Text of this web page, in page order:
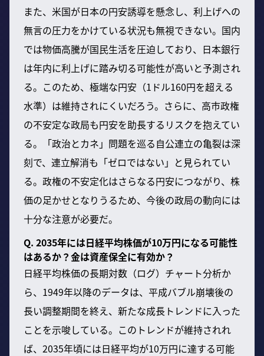
また、米国が日本の円安誘導を懸念し、利上げへの
無言の圧力をかけている状況も無視できない。国内
では物価高騰が国民生活を圧迫しており、日本銀行
は年内に利上げに踏み切る可能性が高いと予測され
る。このため、極端な円安（1ドル160円を超える
水準）は維持されにくいだろう。さらに、高市政権
の不安定な政局も円安を助長するリスクを抱えてい
る。「政治とカネ」問題を巡る自公連立の亀裂は深
刻で、連立解消も「ゼロではない」と見られてい
る。政権の不安定化はさらなる円安につながり、株
価の足かせとなりうるため、今後の政局の動向には
十分な注意が必要だ。
Q. 2035年には日経平均株価が10万円になる可能性
はあるか？金は資産保全に有効か？
日経平均株価の長期対数（ログ）チャート分析か
ら、1949年以降のデータは、平成バブル崩壊後の
長い調整期間を終え、新たな成長トレンドに入った
ことを示唆している。このトレンドが維持されれ
ば、2035年頃には日経平均が10万円に達する可能